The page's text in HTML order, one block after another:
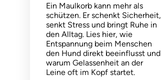
Ein Maulkorb kann mehr als
schützen. Er schenkt Sicherheit,
senkt Stress und bringt Ruhe in
den Alltag. Lies hier, wie
Entspannung beim Menschen
den Hund direkt beeinflusst und
warum Gelassenheit an der
Leine oft im Kopf startet.